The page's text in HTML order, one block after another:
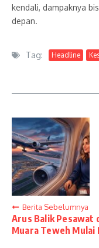
kendali, dampaknya
depan.
Tag: Headline
Berita Sebelumnya
Arus Balik Pesawat
Muara Teweh Mulai